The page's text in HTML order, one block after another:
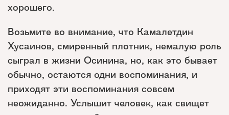
хорошего.
Возьмите во внимание, что Камалетдин
Хусаинов, смиренный плотник, немалую роль
сыграл в жизни Осинина, но, как это бывает
обычно, остаются одни воспоминания, и
приходят эти воспоминания совсем
неожиданно. Услышит человек, как свищет